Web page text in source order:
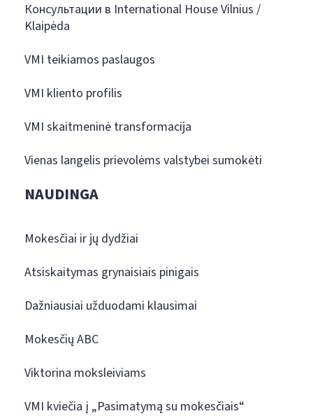
Консультации в International House Vilnius /
Klaipėda
VMI teikiamos paslaugos
VMI kliento profilis
VMI skaitmeninė transformacija
Vienas langelis prievolėms valstybei sumokėti
NAUDINGA
Mokesčiai ir jų dydžiai
Atsiskaitymas grynaisiais pinigais
Dažniausiai užduodami klausimai
Mokesčių ABC
Viktorina moksleiviams
VMI kviečia į „Pasimatymą su mokesčiais“